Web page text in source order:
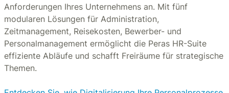
Anforderungen Ihres Unternehmens an. Mit fünf
modularen Lösungen für Administration,
Zeitmanagement, Reisekosten, Bewerber- und
Personalmanagement ermöglicht die Peras HR-Suite
effiziente Abläufe und schafft Freiräume für strategische
Themen.